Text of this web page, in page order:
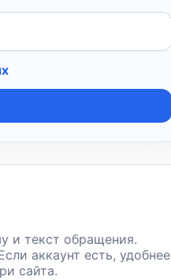
и текст обращения.
аккаунт есть, удобнее
сайта.